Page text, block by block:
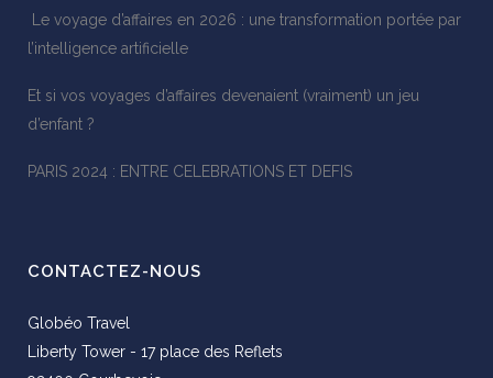
Le voyage d’affaires en 2026 : une transformation portée par
l’intelligence artificielle
Et si vos voyages d’affaires devenaient (vraiment) un jeu
d’enfant ?
PARIS 2024 : ENTRE CELEBRATIONS ET DEFIS
CONTACTEZ-NOUS
Globéo Travel
Liberty Tower - 17 place des Reflets